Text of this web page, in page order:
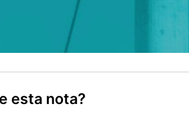
esta nota?